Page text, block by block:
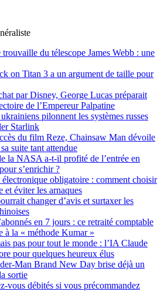
du télescope James Webb : une
on Titan 3 a un argument de taille pour
par Disney, George Lucas préparait
de l’Empereur Palpatine
pilonnent les systèmes russes
Starlink
du film Reze, Chainsaw Man dévoile
suite tant attendue
la NASA a-t-il profité de l’entrée en
s’enrichir ?
électronique obligatoire : comment choisir
et éviter les arnaques
changer d’avis et surtaxer les
en 7 jours : ce retraité comptable
à la « méthode Kumar »
pas pour tout le monde : l’IA Claude
pour quelques heureux élus
Man Brand New Day brise déjà un
sortie
vous débités si vous précommandez